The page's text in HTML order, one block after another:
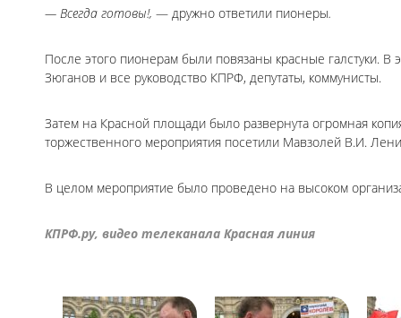
— Всегда готовы!, — дружно ответили пионеры.
После этого пионерам были повязаны красные галстуки.
Зюганов и все руководство КПРФ, депутаты, коммунисты.
Затем на Красной площади было развернута огромная
торжественного мероприятия посетили Мавзолей В.И.
В целом мероприятие было проведено на высоком
КПРФ.ру, видео телеканала Красная линия